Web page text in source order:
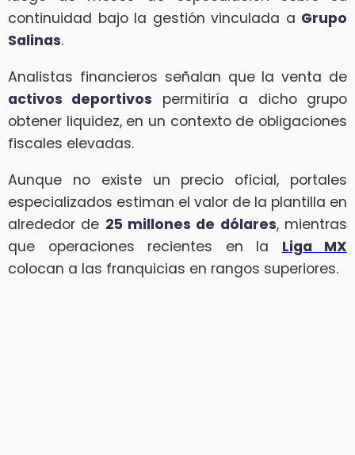
continuidad bajo la gestión vinculada a Grupo
Salinas.
Analistas financieros señalan que la venta de
activos deportivos permitiría a dicho grupo
obtener liquidez, en un contexto de obligaciones
fiscales elevadas.
Aunque no existe un precio oficial, portales
especializados estiman el valor de la plantilla en
alrededor de 25 millones de dólares, mientras
que operaciones recientes en la Liga MX
colocan a las franquicias en rangos superiores.